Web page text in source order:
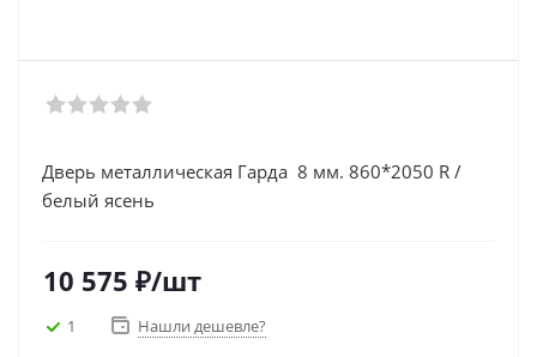
Дверь металлическая Гарда 8 мм. 860*2050 R /
белый ясень
10 575 ₽/шт
1 Нашли дешевле?